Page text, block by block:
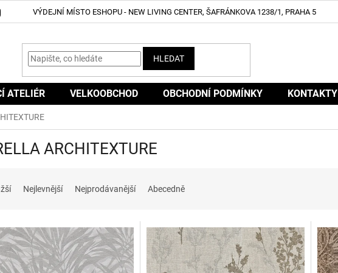
VÝDEJNÍ MÍSTO ESHOPU - NEW LIVING CENTER, ŠAFRÁNKOVA 1238/1, PRAHA 5
HLEDAT
ATELIÉR VELKOOBCHOD OBCHODNÍ PODMÍNKY KONTAKTY
ARCHITEXTURE
Nejlevnější Nejprodávanější Abecedně